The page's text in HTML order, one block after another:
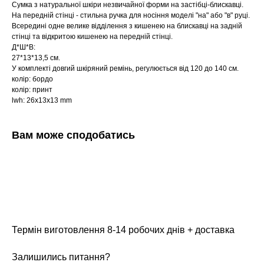
Сумка з натуральної шкіри незвичайної форми на застібці-блискавці.
На передній стінці - стильна ручка для носіння моделі "на" або "в" руці.
Всередині одне велике відділення з кишенею на блискавці на задній
стінці та відкритою кишенею на передній стінці.
Д*Ш*В:
27*13*13,5 см.
У комплекті довгий шкіряний ремінь, регулюється від 120 до 140 см.
колір: бордо
колір: принт
lwh: 26x13x13 mm
Вам може сподобатись
Термін виготовлення 8-14 робочих днів + доставка
Залишились питання?